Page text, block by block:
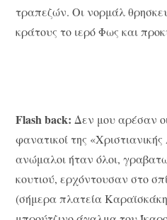
τραπεζών. Οι νορμάλ
κράτους το ιερό Φως και
Flash back: Δεν μου αρέσαν
φανατικοί της
ανώμαλοι ήταν όλοι,
κουτιού, ερχόντουσαν στο
(σήμερα πλατεία